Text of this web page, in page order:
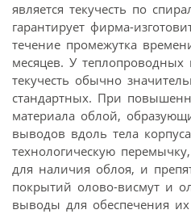
является текучесть по
гарантирует фирма-
течение промежутка
месяцев. У теплопроводных
текучесть обычно
стандартных. При
материала облой,
выводов вдоль тела
технологическую
для наличия облоя, и
покрытий олово-висмут и
выводы для обеспечения их